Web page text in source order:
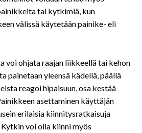
tai kytkimiä, kun
välissä käytetään painike- eli
voi ohjata raajan liikkeellä tai kehon
painetaan yleensä kädellä, päällä
reagoi hipaisuun, osa kestää
asettaminen käyttäjän
erilaisia kiinnitysratkaisuja
voi olla kiinni myös